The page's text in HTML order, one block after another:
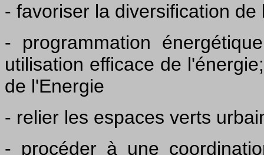
- favoriser la diversification
- programmation
utilisation efficace de
de l'Energie
- relier les espaces verts
- procéder à une